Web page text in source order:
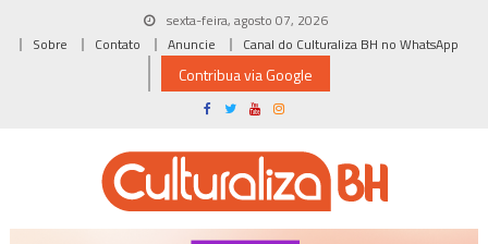
sexta-feira, agosto 07, 2026
Sobre
Contato Anuncie Canal do Culturaliza BH no WhatsApp
Contribua via Google